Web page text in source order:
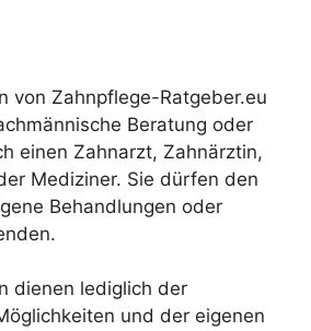
von Zahnpflege-Ratgeber.eu
Beratung oder
einen Zahnarzt, Zahnärztin,
Mediziner. Sie dürfen den
Behandlungen oder
dienen lediglich der
und der eigenen